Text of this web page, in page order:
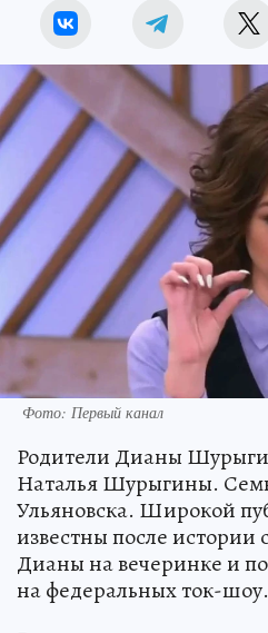
Фото: Первый канал
Родители Дианы
Наталья Шурыгины.
Ульяновска. Широкой
известны после истории
Дианы на вечеринке и
на федеральных ток-шоу.